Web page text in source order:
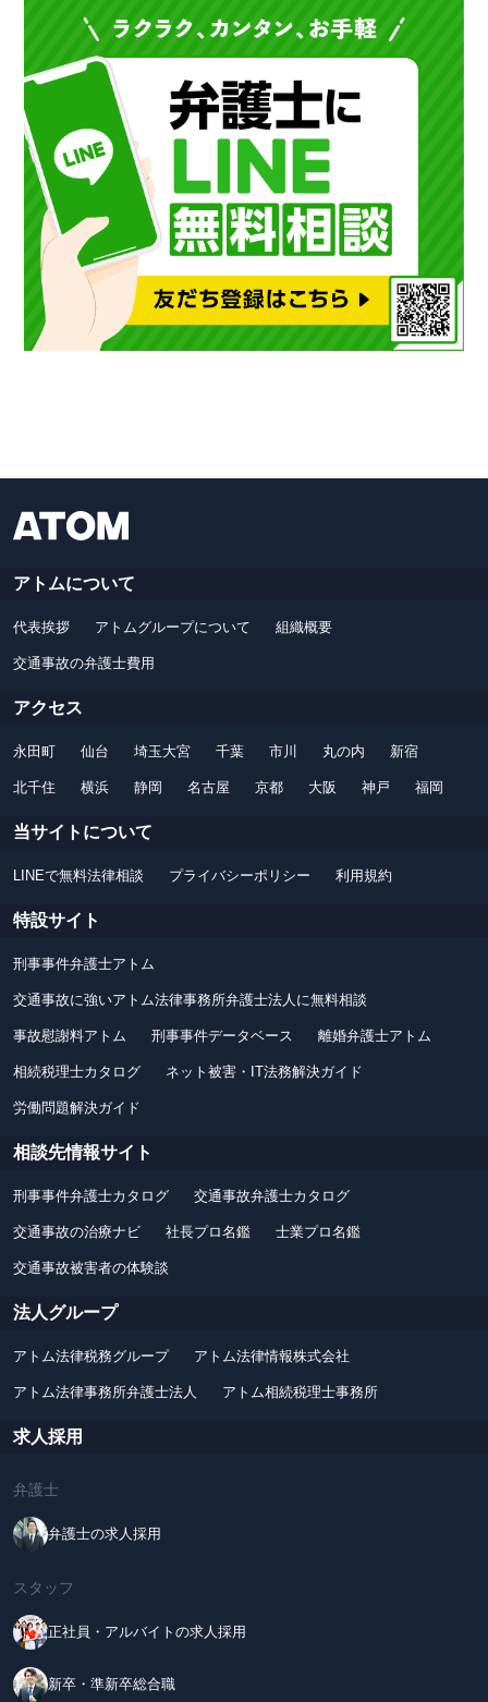
アトムについて
代表挨拶 アトムグループについて 組織概要
交通事故の弁護士費用
アクセス
永田町 仙台 埼玉大宮 千葉 市川 丸の内 新宿
北千住 横浜 静岡 名古屋 京都 大阪 神戸 福岡
当サイトについて
LINEで無料法律相談 プライバシーポリシー 利用規約
特設サイト
刑事事件弁護士アトム
交通事故に強いアトム法律事務所弁護士法人に無料相談
事故慰謝料アトム 刑事事件データベース 離婚弁護士アトム
相続税理士カタログ ネット被害・IT法務解決ガイド
労働問題解決ガイド
相談先情報サイト
刑事事件弁護士カタログ 交通事故弁護士カタログ
交通事故の治療ナビ 社長プロ名鑑 士業プロ名鑑
交通事故被害者の体験談
法人グループ
アトム法律税務グループ アトム法律情報株式会社
アトム法律事務所弁護士法人 アトム相続税理士事務所
求人採用
弁護士
弁護士の求人採用
スタッフ
正社員・アルバイトの求人採用
新卒・準新卒総合職